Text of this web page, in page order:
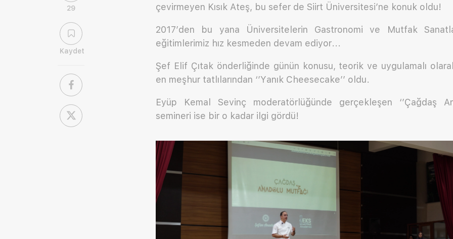
29
Kaydet
çevirmeyen Kısık Ateş, bu sefer de Siirt Üniversitesi’ne konuk oldu!
2017’den bu yana Üniversitelerin Gastronomi ve Mutfak
eğitimlerimiz hız kesmeden devam ediyor...
Şef Elif Çıtak önderliğinde günün konusu, teorik ve uygulamalı
en meşhur tatlılarından ‘’Yanık Cheesecake’’ oldu.
Eyüp Kemal Sevinç moderatörlüğünde gerçekleşen ‘’Çağdaş
semineri ise bir o kadar ilgi gördü!